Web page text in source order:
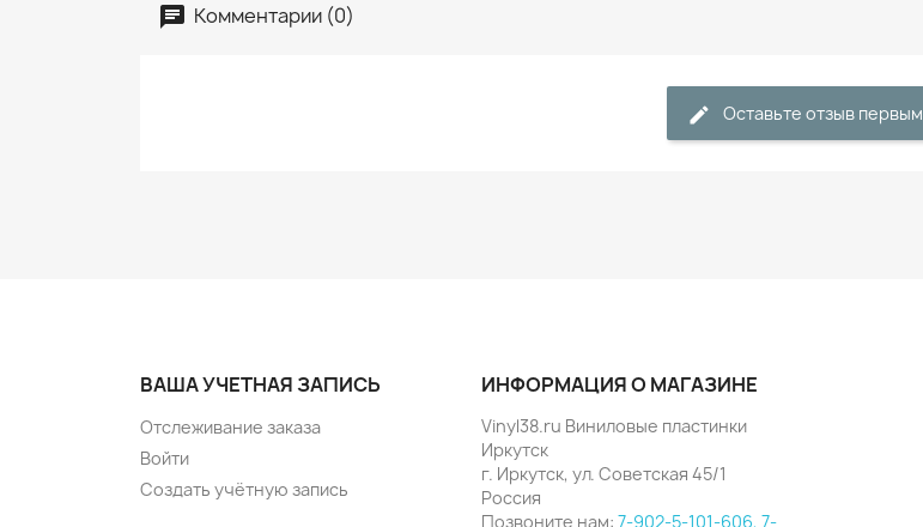
Комментарии (0)
Оставьте отзыв первым
ВАША УЧЕТНАЯ ЗАПИСЬ
Отслеживание заказа
Войти
Создать учётную запись
ИНФОРМАЦИЯ О МАГАЗИНЕ
Vinyl38.ru Виниловые пластинки
Иркутск
г. Иркутск, ул. Советская 45/1
Россия
Позвоните нам: 7-902-5-101-606, 7-